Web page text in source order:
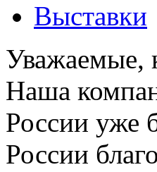
Выставки
Уважаемые,
Наша
России уже
России